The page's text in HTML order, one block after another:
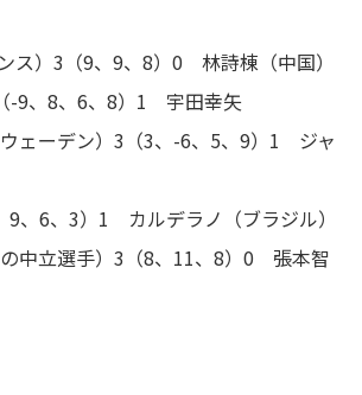
ス）3（9、9、8）0 林詩棟（中国）
-9、8、6、8）1 宇田幸矢
ェーデン）3（3、-6、5、9）1 ジャ
、6、3）1 カルデラノ（ブラジル）
中立選手）3（8、11、8）0 張本智